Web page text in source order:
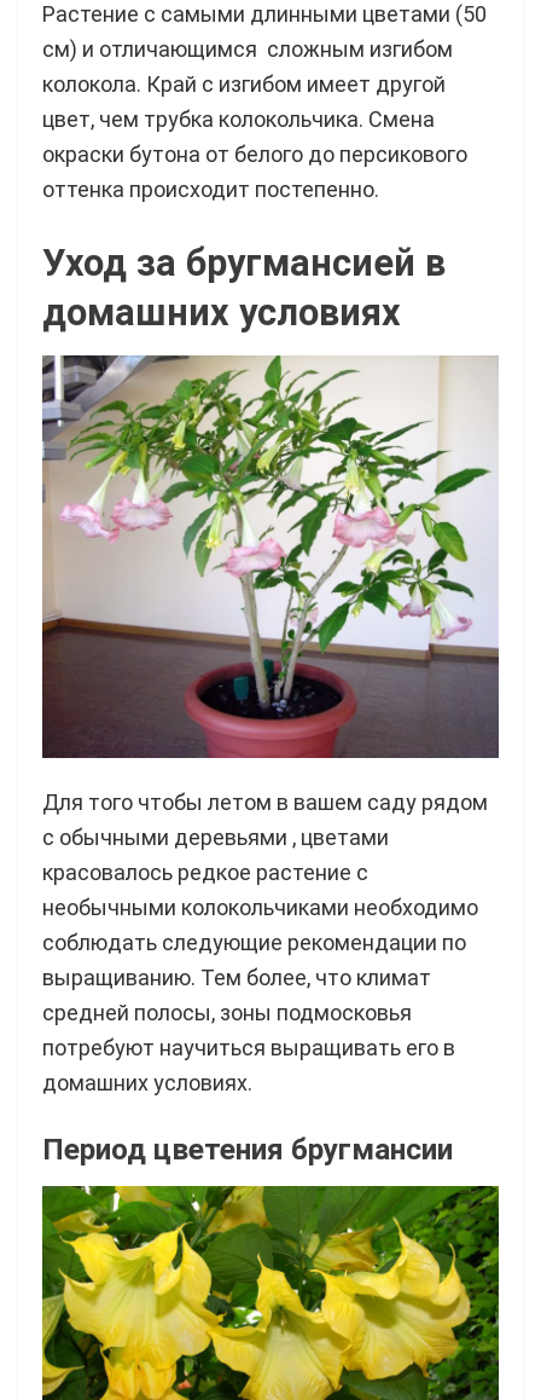
Растение с самыми длинными цветами (50
см) и отличающимся сложным изгибом
колокола. Край с изгибом имеет другой
цвет, чем трубка колокольчика. Смена
окраски бутона от белого до персикового
оттенка происходит постепенно.
Уход за бругмансией в
домашних условиях
Для того чтобы летом в вашем саду рядом
с обычными деревьями , цветами
красовалось редкое растение с
необычными колокольчиками необходимо
соблюдать следующие рекомендации по
выращиванию. Тем более, что климат
средней полосы, зоны подмосковья
потребуют научиться выращивать его в
домашних условиях.
Период цветения бругмансии